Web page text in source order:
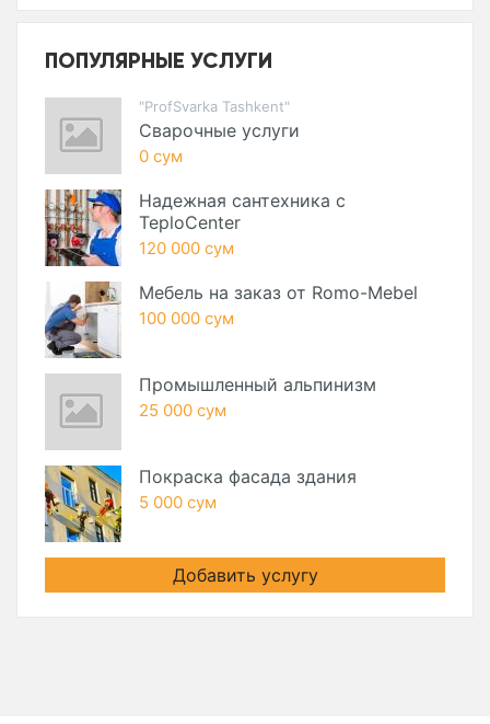
ПОПУЛЯРНЫЕ УСЛУГИ
"ProfSvarka Tashkent"
Сварочные услуги
0 сум
Надежная сантехника с
TeploCenter
120 000 сум
Мебель на заказ от Romo-Mebel
100 000 сум
Промышленный альпинизм
25 000 сум
Покраска фасада здания
5 000 сум
Добавить услугу